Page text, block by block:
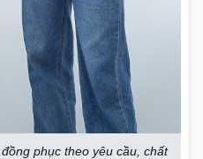
phục theo yêu cầu, chất